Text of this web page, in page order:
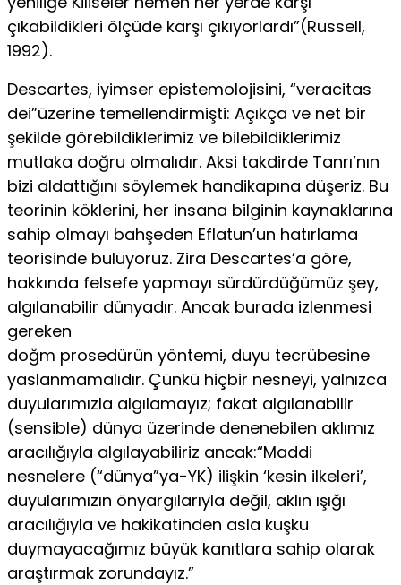
çıkabildikleri ölçüde karşı çıkıyorlardı”(Russell,
1992).
Descartes, iyimser epistemolojisini, “veracitas
dei”üzerine temellendirmişti: Açıkça ve net bir
şekilde gö­rebildiklerimiz ve bilebildiklerimiz
mutlaka doğru olmalıdır. Aksi takdirde Tanrı’nın
bizi aldattığını söylemek handikapına düşeriz. Bu
teorinin köklerini, her insana bilginin kaynaklarına
sahip olmayı bahşeden Eflatun’un hatırlama
teorisinde buluyoruz. Zira Descartes’a göre,
hakkında felsefe yapmayı sürdürdüğümüz şey,
algı­lanabilir dünyadır. Ancak burada izlenmesi
gereken
doğm prosedürün yöntemi, duyu tecrübesine
yaslanmamalıdır. Çünkü hiçbir nesneyi, yalnızca
duyularımızla algılamayız; fakat algılanabilir
(sensible) dünya üzerinde denenebilen aklımız
aracılığıyla algılayabiliriz ancak:“Maddi
nesnelere (“dünya”ya-YK) ilişkin ‘kesin ilkeleri’,
duyularımızın önyargılarıyla değil, aklın ışığı
aracılı­ğıyla ve hakikatinden asla kuşku
duymayacağımız bü­yük kanıtlara sahip olarak
araştırmak zorundayız.”